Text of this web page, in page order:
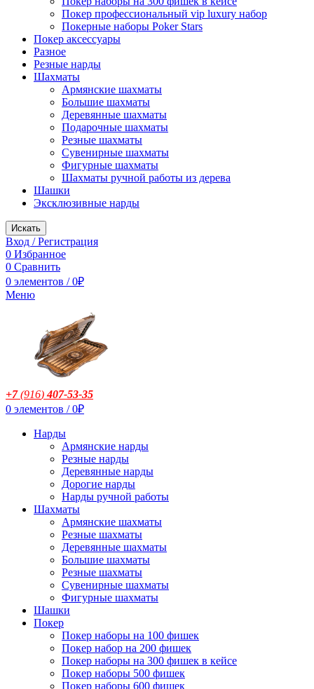
Покер профессиональный vip luxury набор
Покерные наборы Poker Stars
Покер аксессуары
Разное
Резные нарды
Шахматы
Армянские шахматы
Большие шахматы
Деревянные шахматы
Подарочные шахматы
Резные шахматы
Сувенирные шахматы
Фигурные шахматы
Шахматы ручной работы из дерева
Шашки
Эксклюзивные нарды
Искать
Вход / Регистрация
0 Избранное
0 Сравнить
0 элементов / 0₽
Меню
+7(916)407-53-35
0 элементов / 0₽
Нарды
Армянские нарды
Резные нарды
Деревянные нарды
Дорогие нарды
Нарды ручной работы
Шахматы
Армянские шахматы
Резные шахматы
Деревянные шахматы
Большие шахматы
Резные шахматы
Сувенирные шахматы
Фигурные шахматы
Шашки
Покер
Покер наборы на 100 фишек
Покер набор на 200 фишек
Покер наборы на 300 фишек в кейсе
Покер наборы 500 фишек
Покер наборы 600 фишек